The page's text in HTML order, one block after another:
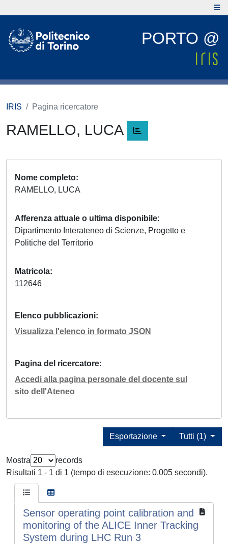
PORTO @
IRIS Pagina ricercatore
RAMELLO, LUCA
Nome completo
RAMELLO, LUCA
Afferenza attuale o ultima disponibile
Dipartimento Interateneo di Scienze, Progetto e
Politiche del Territorio
Matricola
112646
Elenco pubblicazioni
Visualizza l'elenco in formato JSON
Pagina del ricercatore
Accedi alla pagina personale del docente sul
sito dell'Ateneo
Tutti (1)
Esportazione
Mostra
records
Risultati 1 - 1 di 1 (tempo di esecuzione: 0.005 secondi).
Sensor operating point calibration and
monitoring of the ALICE Inner Tracking
System during LHC Run 3